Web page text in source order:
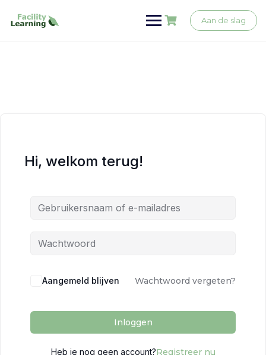
Aan de slag
Hi, welkom terug!
Aangemeld blijven Wachtwoord vergeten?
Inloggen
Heb je nog geen account?Registreer nu